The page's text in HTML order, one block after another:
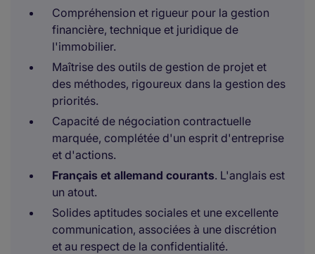
Compréhension et rigueur pour la gestion
financière, technique et juridique de
l'immobilier.
Maîtrise des outils de gestion de projet et
des méthodes, rigoureux dans la gestion des
priorités.
Capacité de négociation contractuelle
marquée, complétée d'un esprit d'entreprise
et d'actions.
Français et allemand courants. L'anglais est
un atout.
Solides aptitudes sociales et une excellente
communication, associées à une discrétion
et au respect de la confidentialité.